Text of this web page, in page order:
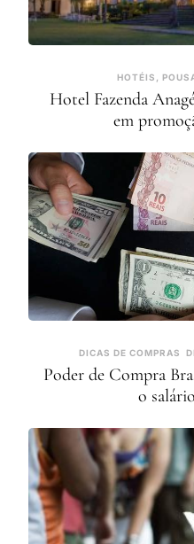
HOTÉIS,
Hotel Fazenda
em
DICAS DE COMPRAS
Poder de Compra
o